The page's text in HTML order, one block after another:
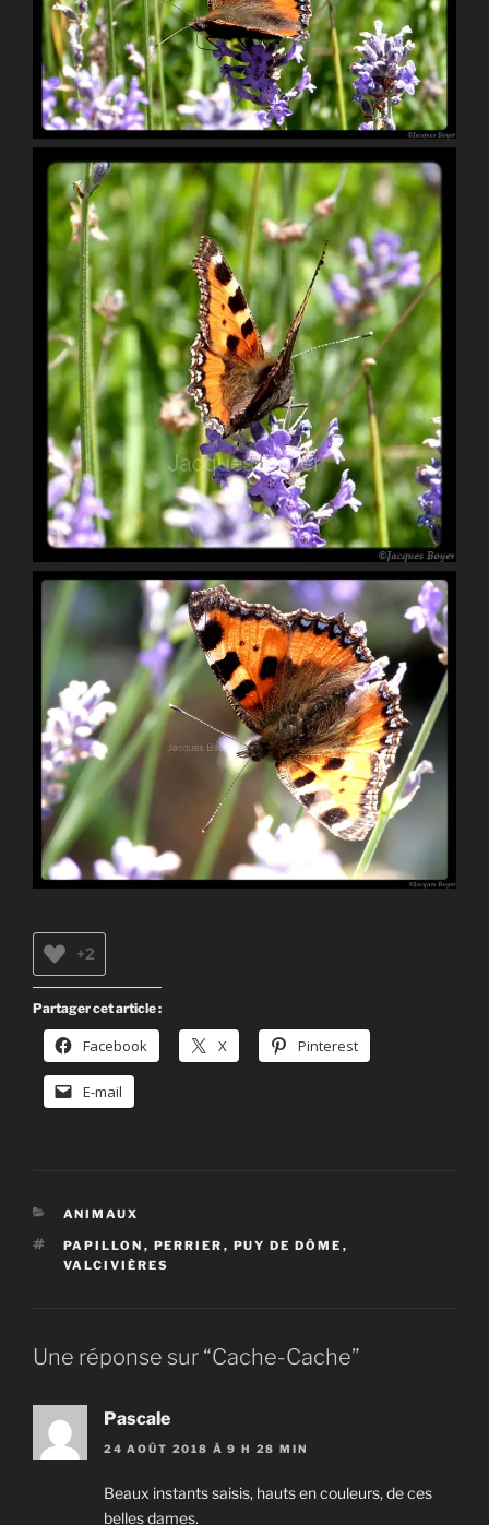
+2
Partager cet article :
Facebook X Pinterest
E-mail
CATÉGORIES
ANIMAUX
ÉTIQUETTES
PAPILLON , PERRIER , PUY DE DÔME ,
VALCIVIÈRES
Une réponse sur “Cache-Cache”
Pascale
24 AOÛT 2018 À 9 H 28 MIN
Beaux instants saisis, hauts en couleurs, de ces
belles dames.